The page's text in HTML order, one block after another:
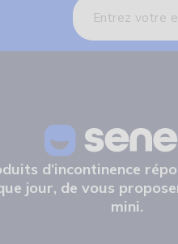
d’incontinence
jour, de vous
mini.